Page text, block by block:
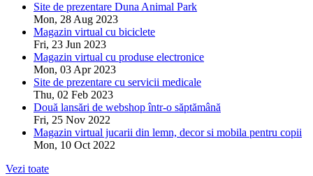
Site de prezentare Duna Animal Park
Mon, 28 Aug 2023
Magazin virtual cu biciclete
Fri, 23 Jun 2023
Magazin virtual cu produse electronice
Mon, 03 Apr 2023
Site de prezentare cu servicii medicale
Thu, 02 Feb 2023
Două lansări de webshop într-o săptămână
Fri, 25 Nov 2022
Magazin virtual jucarii din lemn, decor si mobila pentru copii
Mon, 10 Oct 2022
Vezi toate